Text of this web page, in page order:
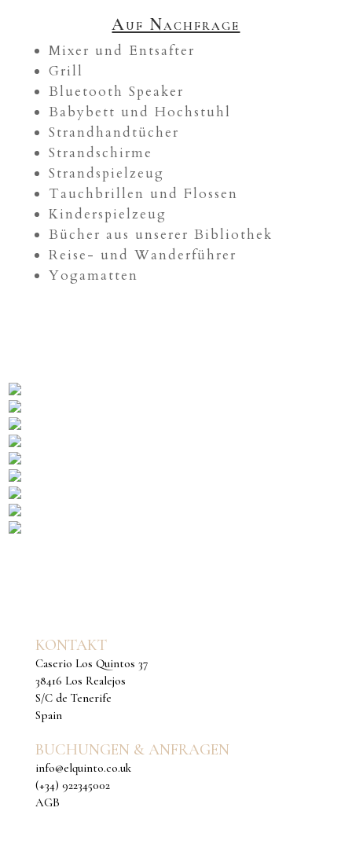
Auf Nachfrage
Mixer und Entsafter
Grill
Bluetooth Speaker
Babybett und Hochstuhl
Strandhandtücher
Strandschirme
Strandspielzeug
Tauchbrillen und Flossen
Kinderspielzeug
Bücher aus unserer Bibliothek
Reise- und Wanderführer
Yogamatten
KONTAKT
Caserio Los Quintos 37
38416 Los Realejos
S/C de Tenerife
Spain
BUCHUNGEN & ANFRAGEN
info@elquinto.co.uk
(+34) 922345002
AGB